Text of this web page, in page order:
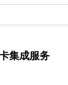
营业执照。
办理啊？
块与已经与统一
通”企业注销一
集成服务